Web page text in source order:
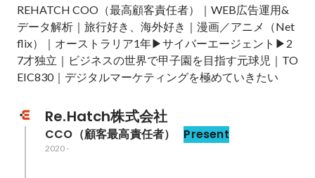
REHATCH COO（最高顧客責任者）｜WEB広告運用&
データ解析｜旅行好き、海外好き｜漫画／アニメ（Net
flix）｜オーストラリア1年▶︎サイバーエージェント▶︎2
7才独立｜ビジネスの世界で甲子園を目指す元球児｜TO
EIC830｜デジタルマーケティングを極めていきたい
Re.Hatch株式会社
CCO（顧客最高責任者） Present
2020-